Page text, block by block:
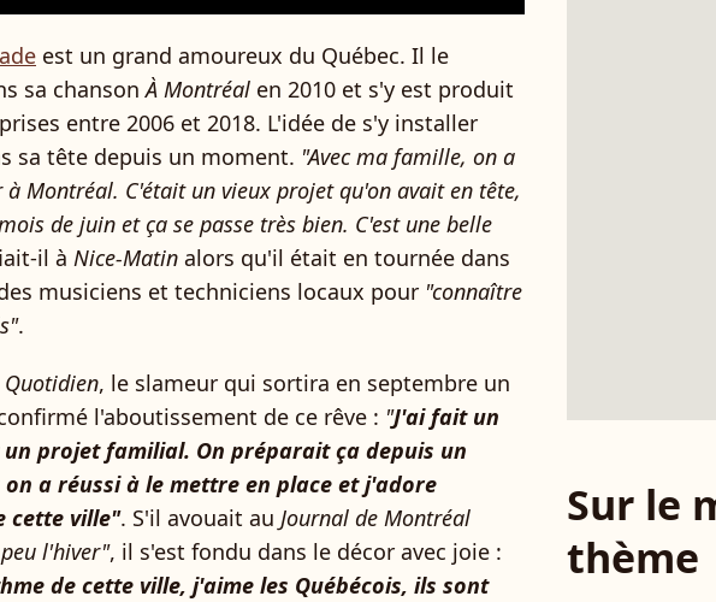
est un grand amoureux du Québec. Il le
sa chansonÀ Montréal en 2010 et s'y est produit
entre 2006 et 2018. L'idée de s'y installer
sa tête depuis un moment. "Avec ma famille, on a
à Montréal. C'était un vieux projet qu'on avait en tête,
de juin et ça se passe très bien. C'est une belle
il à Nice-Matin alors qu'il était en tournée dans
musiciens et techniciens locaux pour "connaître
.
Quotidien, le slameur qui sortira en septembre un
l'aboutissement de ce rêve : "J'ai fait un
projet familial. On préparait ça depuis un
a réussi à le mettre en place et j'adore
cette ville". S'il avouait au Journal de Montréal
l'hiver", il s'est fondu dans le décor avec joie :
de cette ville, j'aime les Québécois, ils sont
Sur le
thème